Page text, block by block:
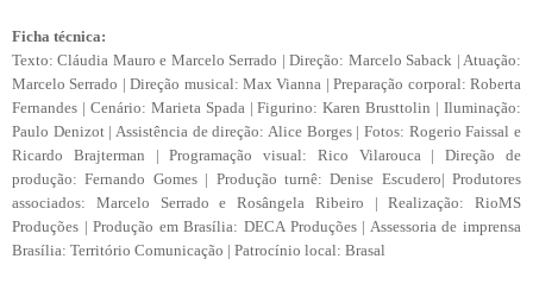
Ficha técnica:
Texto: Cláudia Mauro e Marcelo Serrado | Direção: Marcelo Saback | Atuação:
Marcelo Serrado | Direção musical: Max Vianna | Preparação corporal: Roberta
Fernandes | Cenário: Marieta Spada | Figurino: Karen Brusttolin | Iluminação:
Paulo Denizot | Assistência de direção: Alice Borges | Fotos: Rogerio Faissal e
Ricardo Brajterman | Programação visual: Rico Vilarouca | Direção de
produção: Fernando Gomes | Produção turnê: Denise Escudero| Produtores
associados: Marcelo Serrado e Rosângela Ribeiro | Realização: RioMS
Produções | Produção em Brasília: DECA Produções | Assessoria de imprensa
Brasília: Território Comunicação | Patrocínio local: Brasal